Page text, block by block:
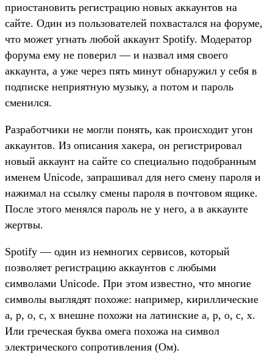
приостановить регистрацию новых аккаунтов на
сайте. Один из пользователей похвастался на форуме,
что может угнать любой аккаунт Spotify. Модератор
форума ему не поверил — и назвал имя своего
аккаунта, а уже через пять минут обнаружил у себя в
подписке неприятную музыку, а потом и пароль
сменился.
Разработчики не могли понять, как происходит угон
аккаунтов. Из описания хакера, он регистрировал
новый аккаунт на сайте со специально подобранным
именем Unicode, запрашивал для него смену пароля и
нажимал на ссылку смены пароля в почтовом ящике.
После этого менялся пароль не у него, а в аккаунте
жертвы.
Spotify — один из немногих сервисов, который
позволяет регистрацию аккаунтов с любыми
символами Unicode. При этом известно, что многие
символы выглядят похоже: например, кириллические
а, р, о, с, х внешне похожи на латинские a, p, o, c, x.
Или греческая буква омега похожа на символ
электрического сопротивления (Ом).